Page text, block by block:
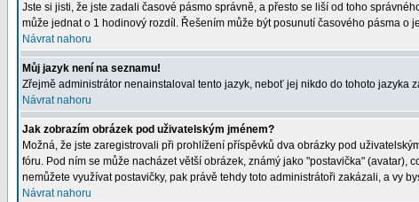
Jste si jisti, že jste zadali časové pásmo správně, a přesto se liší od toho
může jednat o 1 hodinový rozdíl. Řešením může být posunutí časového pásma o
Návrat nahoru
Můj jazyk není na seznamu!
Zřejmě administrátor nenainstaloval tento jazyk, neboť jej nikdo do tohoto jazyka
Návrat nahoru
Jak zobrazím obrázek pod uživatelským jménem?
Možná, že jste zaregistrovali při prohlížení příspěvků dva obrázky pod
fóru. Pod ním se může nacházet větší obrázek, známý jako "postavička"
nemůžete využívat postavičky, pak právě tehdy toto administrátoři zakázali, a vy
Návrat nahoru